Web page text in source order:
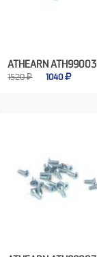
ATHEARN ATH99003
1520 ₽ 1040